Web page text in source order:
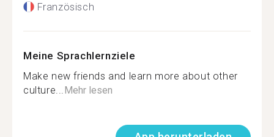
Französisch
Meine Sprachlernziele
Make new friends and learn more about other
culture... Mehr lesen